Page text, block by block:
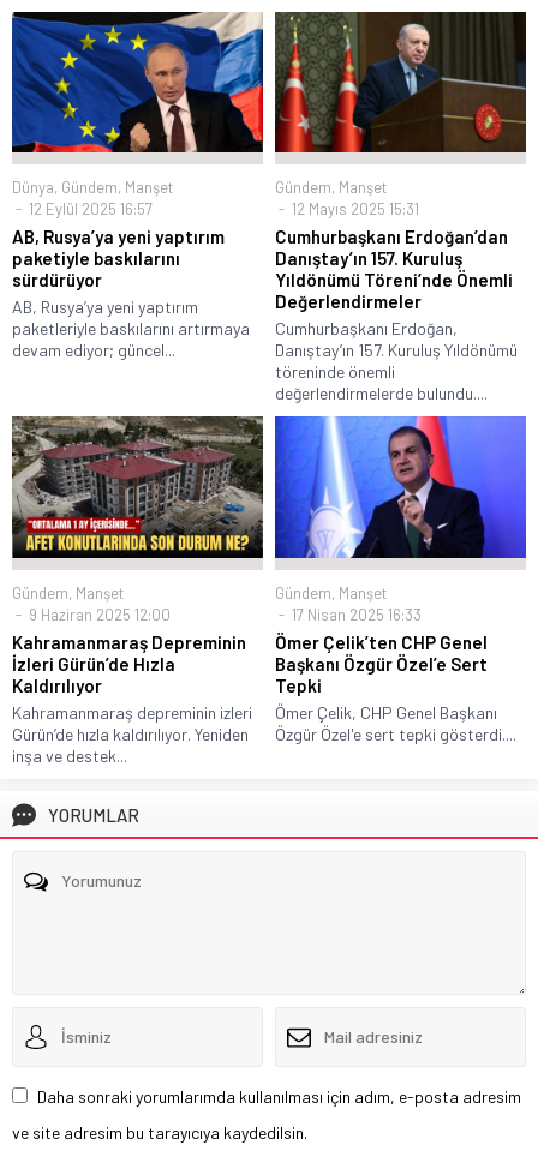
Dünya, Gündem, Manşet
12 Eylül 2025 16:57
AB, Rusya’ya yeni yaptırım
paketiyle baskılarını
sürdürüyor
AB, Rusya’ya yeni yaptırım
paketleriyle baskılarını artırmaya
devam ediyor; güncel...
Gündem, Manşet
12 Mayıs 2025 15:31
Cumhurbaşkanı Erdoğan’dan
Danıştay’ın 157. Kuruluş
Yıldönümü Töreni’nde Önemli
Değerlendirmeler
Cumhurbaşkanı Erdoğan,
Danıştay’ın 157. Kuruluş Yıldönümü
töreninde önemli
değerlendirmelerde bulundu....
Gündem, Manşet
9 Haziran 2025 12:00
Kahramanmaraş Depreminin
İzleri Gürün’de Hızla
Kaldırılıyor
Kahramanmaraş depreminin izleri
Gürün’de hızla kaldırılıyor. Yeniden
inşa ve destek...
Gündem, Manşet
17 Nisan 2025 16:33
Ömer Çelik’ten CHP Genel
Başkanı Özgür Özel’e Sert
Tepki
Ömer Çelik, CHP Genel Başkanı
Özgür Özel'e sert tepki gösterdi....
YORUMLAR
Daha sonraki yorumlarımda kullanılması için adım, e-posta adresim
ve site adresim bu tarayıcıya kaydedilsin.